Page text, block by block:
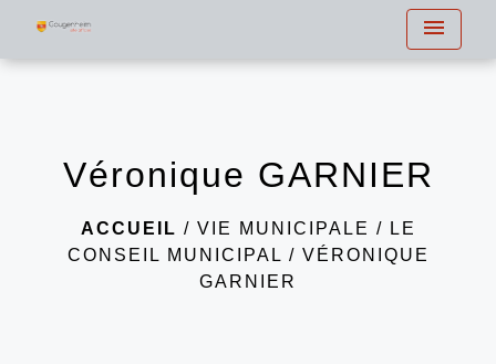
menu
Véronique GARNIER
ACCUEIL / VIE MUNICIPALE / LE
CONSEIL MUNICIPAL / VÉRONIQUE
GARNIER